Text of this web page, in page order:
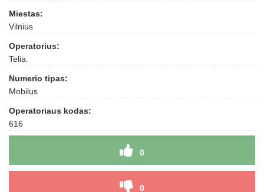
Miestas:
Vilnius
Operatorius:
Telia
Numerio tipas:
Mobilus
Operatoriaus kodas:
616
0
0